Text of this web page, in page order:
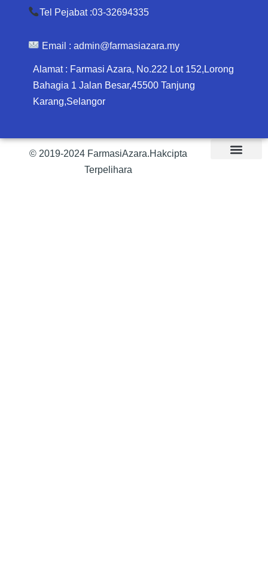
Tel Pejabat :03-32694335
Email : admin@farmasiazara.my
Alamat : Farmasi Azara, No.222 Lot 152,Lorong
Bahagia 1 Jalan Besar,45500 Tanjung
Karang,Selangor
© 2019-2024 FarmasiAzara.Hakcipta
Terpelihara